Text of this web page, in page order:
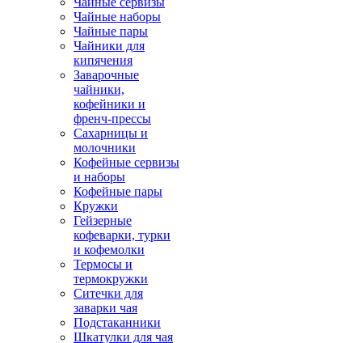
Чайные наборы
Чайные пары
Чайники для
кипячения
Заварочные
чайники,
кофейники и
френч-прессы
Сахарницы и
молочники
Кофейные сервизы
и наборы
Кофейные пары
Кружки
Гейзерные
кофеварки, турки
и кофемолки
Термосы и
термокружки
Ситечки для
заварки чая
Подстаканники
Шкатулки для чая